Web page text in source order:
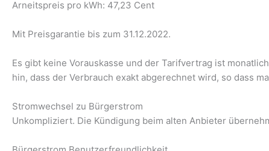
Arneitspreis pro kWh: 47,23 Cent
Mit Preisgarantie bis zum 31.12.2022.
Es gibt keine Vorauskasse und der Tarifvertrag ist
hin, dass der Verbrauch exakt abgerechnet wird, so dass
Stromwechsel zu Bürgerstrom
Unkompliziert. Die Kündigung beim alten Anbieter